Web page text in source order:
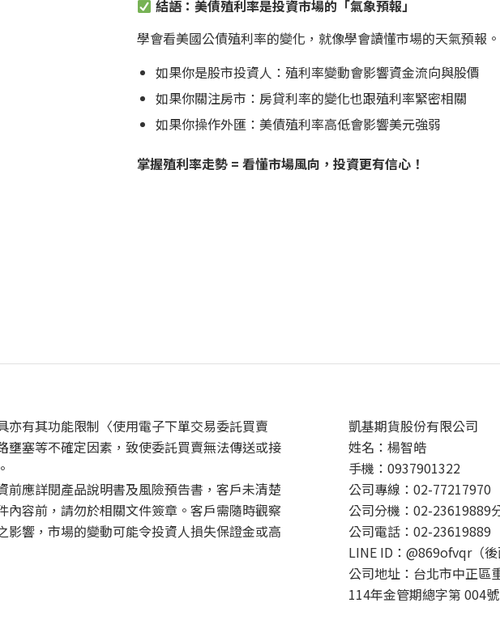
結語：美債殖利率是投資市場的「氣象預報」
學會看美國公債殖利率的變化，就像學會讀懂市場的天氣預報。
如果你是股市投資人：殖利率變動會影響資金流向與股價
如果你關注房市：房貸利率的變化也跟殖利率緊密相關
如果你操作外匯：美債殖利率高低會影響美元強弱
掌握殖利率走勢 = 看懂市場風向，投資更有信心！
亦有其功能限制〈使用電子下單交易委託買賣
壅塞等不確定因素，致使委託買賣無法傳送或接
前應詳閱產品說明書及風險預告書，客戶未清楚
內容前，請勿於相關文件簽章。客戶需隨時觀察
影響，市場的變動可能令投資人損失保證金或高
凱基期貨股份有限公司
姓名：楊智皓
手機：0937901322
公司專線：02-77217970
公司分機：02-23619889
公司電話：02-23619889
LINE ID：@869ofvqr（
公司地址：台北市中正區
114年金管期總字第 004號